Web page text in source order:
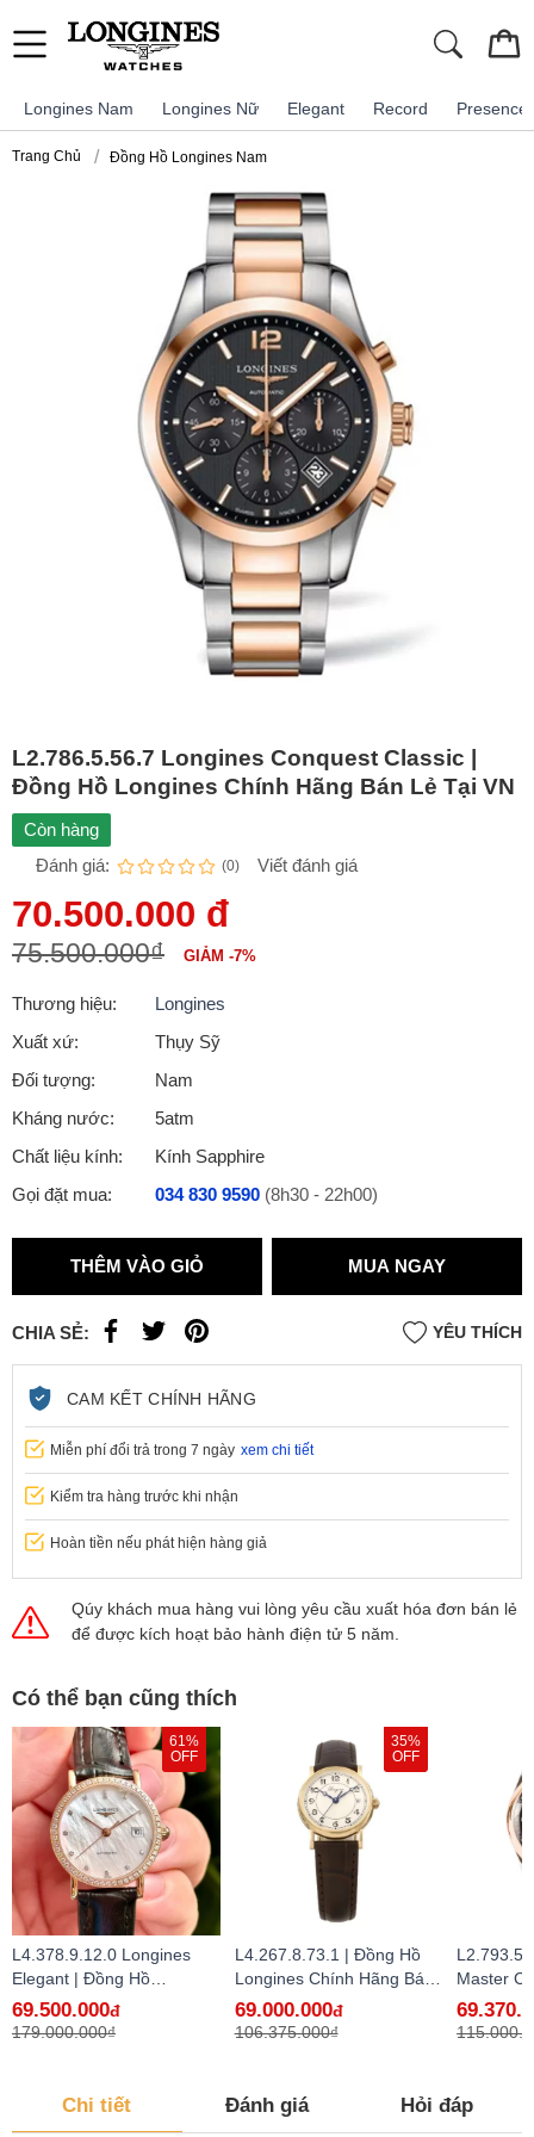
Longines Nam Longines Nữ Elegant Record Presence
Trang Chủ Đồng Hồ Longines Nam
L2.786.5.56.7 Longines Conquest Classic |
Đồng Hồ Longines Chính Hãng Bán Lẻ Tại VN
Còn hàng
Đánh giá:
(0) Viết đánh giá
70.500.000 đ
75.500.000₫ GIẢM -7%
Thương hiệu:
Longines
Xuất xứ:
Thụy Sỹ
Đối tượng:
Nam
Kháng nước:
5atm
Chất liệu kính:
Kính Sapphire
Gọi đặt mua:
034 830 9590 (8h30 - 22h00)
THÊM VÀO GIỎ MUA NGAY
CHIA SẺ: YÊU THÍCH
CAM KẾT CHÍNH HÃNG
Miễn phí đổi trả trong 7 ngày xem chi tiết
Kiểm tra hàng trước khi nhận
Hoàn tiền nếu phát hiện hàng giả
Qúy khách mua hàng vui lòng yêu cầu xuất hóa đơn bán lẻ
để được kích hoạt bảo hành điện tử 5 năm.
Có thể bạn cũng thích
61%
OFF
L4.378.9.12.0 Longines
Elegant | Đồng Hồ
Longines Chính Hãng Bán
Lẻ Tại VN - hàng lướt
69.500.000đ
179.000.000₫
35%
OFF
L4.267.8.73.1 | Đồng Hồ
Longines Chính Hãng Bán
Lẻ Tại VN
69.000.000đ
106.375.000₫
Master
Hồ
Bán Lẻ
Chi tiết Đánh giá Hỏi đáp